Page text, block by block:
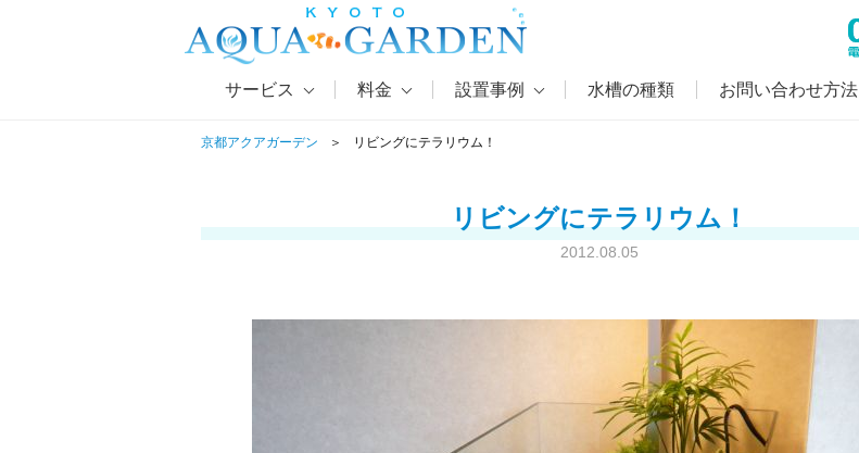
サービス 料金 設置事例 水槽の種類 お問い合わせ方法
京都アクアガーデン リビングにテラリウム！
リビングにテラリウム！
2012.08.05